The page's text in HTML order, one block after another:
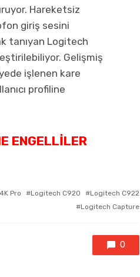
Hareketsiz
giriş sesini
tanıyan Logitech
Gelişmiş
işlenen kare
profiline
ENGELLILER
Pro Logitech C920
Logitech C922
Logitech Capture
0